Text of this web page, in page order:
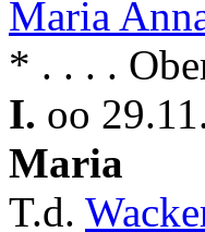
Maria
* . . . .
I. oo
Maria
T.d.